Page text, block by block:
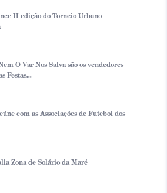
II edição do Torneio Urbano
O Var Nos Salva são os vendedores
Festas...
com as Associações de Futebol dos
Zona de Solário da Maré